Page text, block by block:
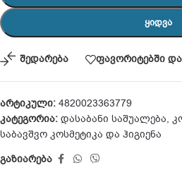
ᲧᲘᲓᲕᲐ
შედარება ფავორიტებში
არტიკული: 4820023363779
კატეგორია: დასაბანი საშუალება,
საბავშვო კოსმეტიკა და ჰიგიენა
გაზიარება